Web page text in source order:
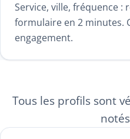
Service, ville, fréquence :
formulaire en 2 minutes.
engagement.
Tous les profils sont